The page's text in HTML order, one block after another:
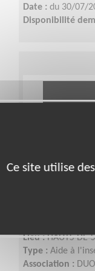
Date : du 30/07/
Disponibilité
d'emploi
Lieu :HAUTS-DE-
Type : Aide à
Association :
Ce site utilise